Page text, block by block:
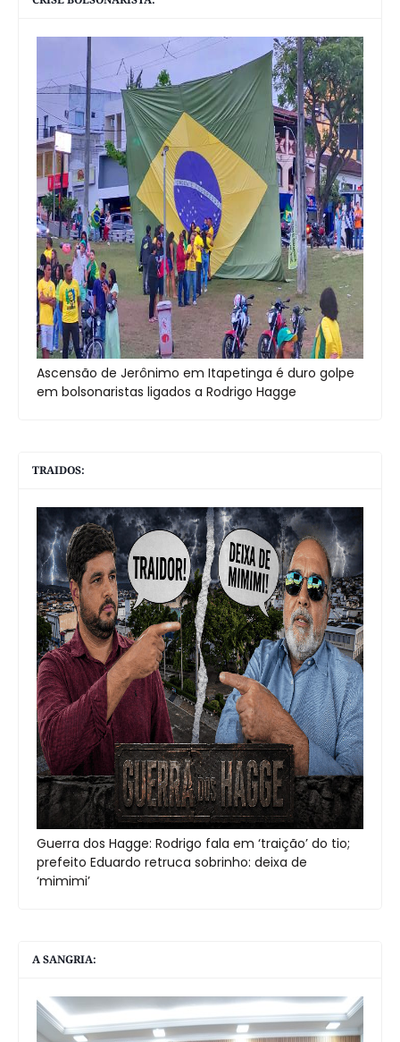
Ascensão de Jerônimo em Itapetinga é duro golpe
em bolsonaristas ligados a Rodrigo Hagge
TRAIDOS:
Guerra dos Hagge: Rodrigo fala em ‘traição’ do tio;
prefeito Eduardo retruca sobrinho: deixa de
‘mimimi’
A SANGRIA: